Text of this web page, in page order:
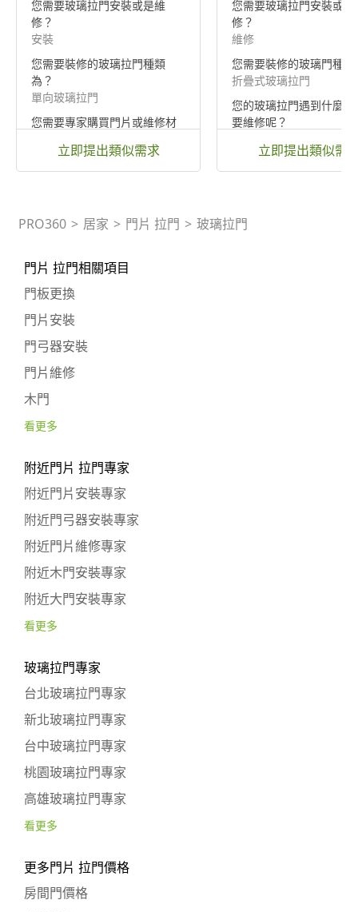
您需要玻璃拉門安裝或是維
修？
安裝
您需要裝修的玻璃拉門種類
為？
單向玻璃拉門
您需要專家購買門片或維修材
希望專家協助購買門片或換修
立即提出類似需求
您需要玻璃拉門安裝或是
修？
維修
您需要裝修的玻璃門種類
折疊式玻璃拉門
您的玻璃拉門遇到什麼問
要維修呢？
立即提出類似需
PRO360 > 居家 > 門片 拉門 > 玻璃拉門
門片 拉門相關項目
門板更換
門片安裝
門弓器安裝
門片維修
木門
看更多
附近門片 拉門專家
附近門片安裝專家
附近門弓器安裝專家
附近門片維修專家
附近木門安裝專家
附近大門安裝專家
看更多
玻璃拉門專家
台北玻璃拉門專家
新北玻璃拉門專家
台中玻璃拉門專家
桃園玻璃拉門專家
高雄玻璃拉門專家
看更多
更多門片 拉門價格
房間門價格